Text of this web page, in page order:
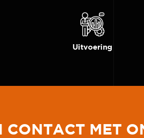
Uitvoering
CONTACT MET